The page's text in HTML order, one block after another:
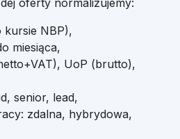
oferty normalizujemy:
kursie NBP),
miesiąca,
UoP (brutto),
senior, lead,
zdalna, hybrydowa,